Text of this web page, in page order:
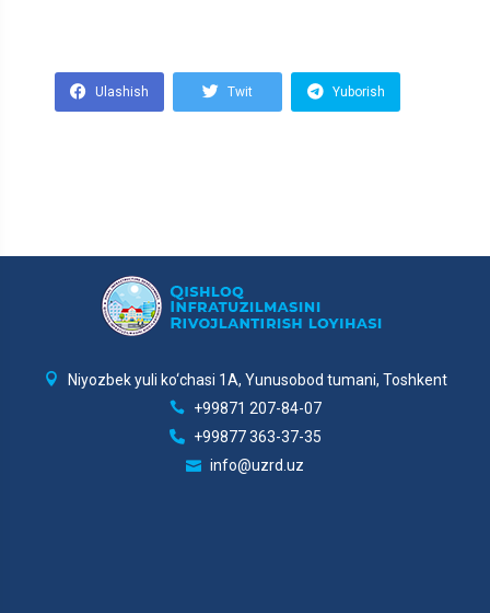
Ulashish Twit Yuborish
Niyozbek yuli ko‘chasi 1A, Yunusobod tumani, Toshkent
+99871 207-84-07
+99877 363-37-35
info@uzrd.uz